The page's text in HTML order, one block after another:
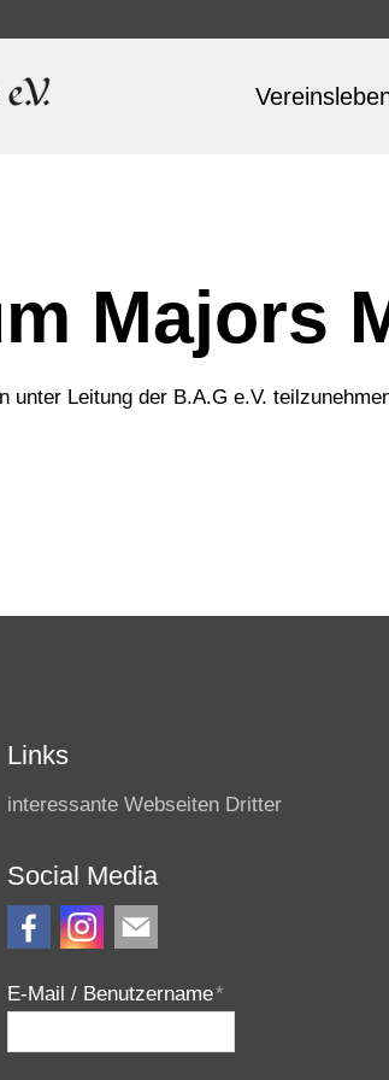
Majors
Leitung der B.A.G e.V.
Links
interessante Webseiten Dritter
Social Media
E-Mail / Benutzername*